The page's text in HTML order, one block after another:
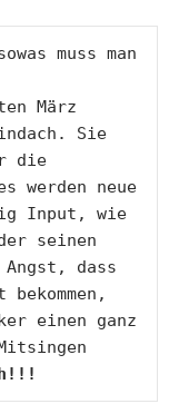
muss man
März
Sie
die
werden neue
Input, wie
seinen
Angst, dass
einen ganz